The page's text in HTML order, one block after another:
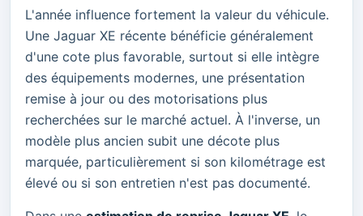
L'année influence fortement la valeur du véhicule.
Une Jaguar XE récente bénéficie généralement
d'une cote plus favorable, surtout si elle intègre
des équipements modernes, une présentation
remise à jour ou des motorisations plus
recherchées sur le marché actuel. À l'inverse, un
modèle plus ancien subit une décote plus
marquée, particulièrement si son kilométrage est
élevé ou si son entretien n'est pas documenté.